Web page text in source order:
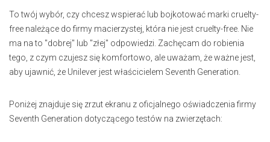
To twój wybór, czy chcesz wspierać lub bojkotować marki cruelty-
free należące do firmy macierzystej, która nie jest cruelty-free. Nie
ma na to "dobrej" lub "złej" odpowiedzi. Zachęcam do robienia
tego, z czym czujesz się komfortowo, ale uważam, że ważne jest,
aby ujawnić, że Unilever jest właścicielem Seventh Generation.
Poniżej znajduje się zrzut ekranu z oficjalnego oświadczenia firmy
Seventh Generation dotyczącego testów na zwierzętach: